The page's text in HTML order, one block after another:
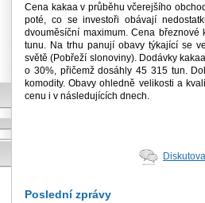
Cena kakaa v průběhu včerejšího
poté, co se investoři obávají
dvouměsíční maximum. Cena
tunu. Na trhu panují obavy týkající se
světě (Pobřeží slonoviny). Dodávky
o 30%, přičemž dosáhly 45 315 tun.
komodity. Obavy ohledně velikosti a
cenu i v následujících dnech.
Poslední zprávy